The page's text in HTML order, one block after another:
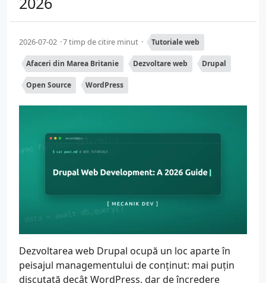
2026-07-02 7 timp de citire minut Tutoriale web
Afaceri din Marea Britanie Dezvoltare web Drupal
Open Source WordPress
Dezvoltarea web Drupal ocupă un loc aparte în
peisajul managementului de conținut: mai puțin
discutată decât WordPress, dar de încredere